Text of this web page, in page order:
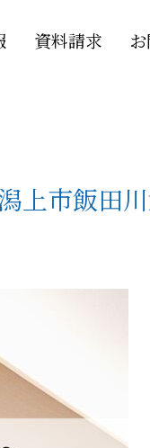
資料請求
上市飯田